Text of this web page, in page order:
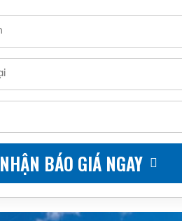
NHẬN BÁO GIÁ NGAY